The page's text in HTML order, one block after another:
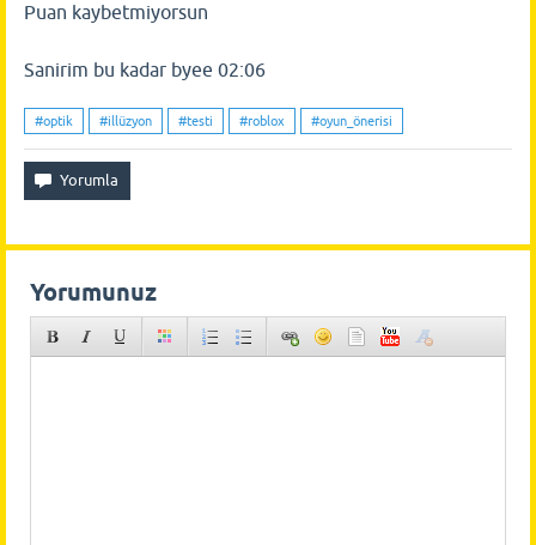
Puan kaybetmiyorsun
Sanirim bu kadar byee 02:06
#optik #illüzyon #testi #roblox #oyun_önerisi
Yorumunuz